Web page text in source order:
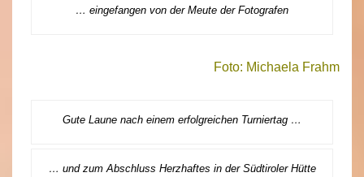
… eingefangen von der Meute der Fotografen
Foto: Michaela Frahm
Gute Laune nach einem erfolgreichen Turniertag …
… und zum Abschluss Herzhaftes in der Südtiroler Hütte